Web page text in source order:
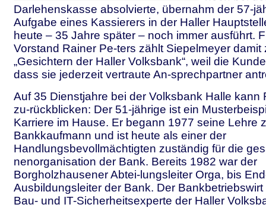
Darlehenskasse absolvierte, übernahm der 57-
Aufgabe eines Kassierers in der Haller
heute – 35 Jahre später – noch immer ausführt.
Vorstand Rainer Pe-ters zählt Siepelmeyer damit
„Gesichtern der Haller Volksbank“, weil die
dass sie jederzeit vertraute An-sprechpartner
Auf 35 Dienstjahre bei der Volksbank Halle kann
zu-rückblicken: Der 51-jährige ist ein
Karriere im Hause. Er begann 1977 seine Lehre
Bankkaufmann und ist heute als einer der
Handlungsbevollmächtigten zuständig für die
nenorganisation der Bank. Bereits 1982 war der
Borgholzhausener Abtei-lungsleiter Orga, bis
Ausbildungsleiter der Bank. Der
Bau- und IT-Sicherheitsexperte der Haller